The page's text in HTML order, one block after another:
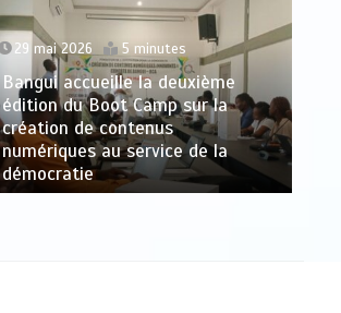
29 mai 2026 5 minutes
Bangui accueille la deuxième
édition du Boot Camp sur la
création de contenus
numériques au service de la
démocratie